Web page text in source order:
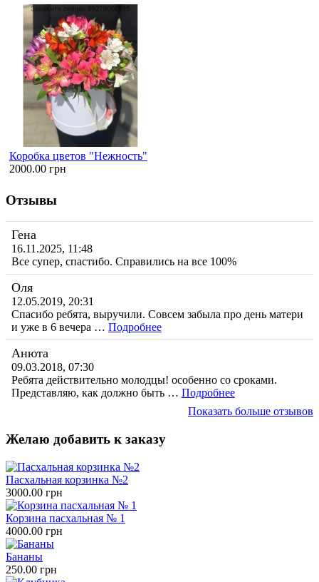
Коробка цветов "Нежность"
2000.00 грн
Отзывы
Гена
16.11.2025, 11:48
Все супер, спастибо. Справились на все 100%
Оля
12.05.2019, 20:31
Спасибо ребята, выручили. Совсем забыла про день матери
и уже в 6 вечера … Подробнее
Анюта
09.03.2018, 07:30
Ребята действительно молодцы! особенно со сроками.
Представляю, как должно быть … Подробнее
Показать больше отзывов
Желаю добавить к заказу
Пасхальная корзинка №2
3000.00 грн
Корзина пасхальная № 1
4000.00 грн
Бананы
250.00 грн